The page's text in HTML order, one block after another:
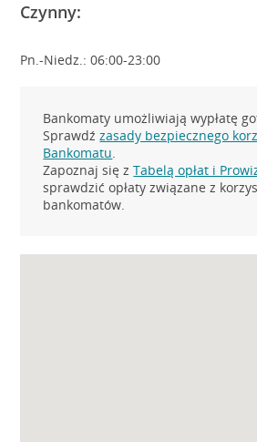
Czynny:
Pn.-Niedz.: 06:00-23:00
Bankomaty umożliwiają wypłatę
Sprawdźzasady bezpiecznego
Bankomatu.
Zapoznaj się zTabelą opłat i
sprawdzić opłaty związane z
bankomatów.